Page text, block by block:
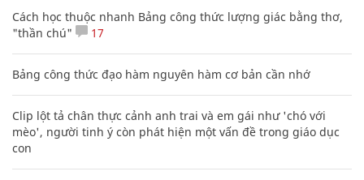
Cách học thuộc nhanh Bảng công thức lượng giác bằng thơ,
"thần chú"
17
Bảng công thức đạo hàm nguyên hàm cơ bản cần nhớ
Clip lột tả chân thực cảnh anh trai và em gái như 'chó với
mèo', người tinh ý còn phát hiện một vấn đề trong giáo dục
con